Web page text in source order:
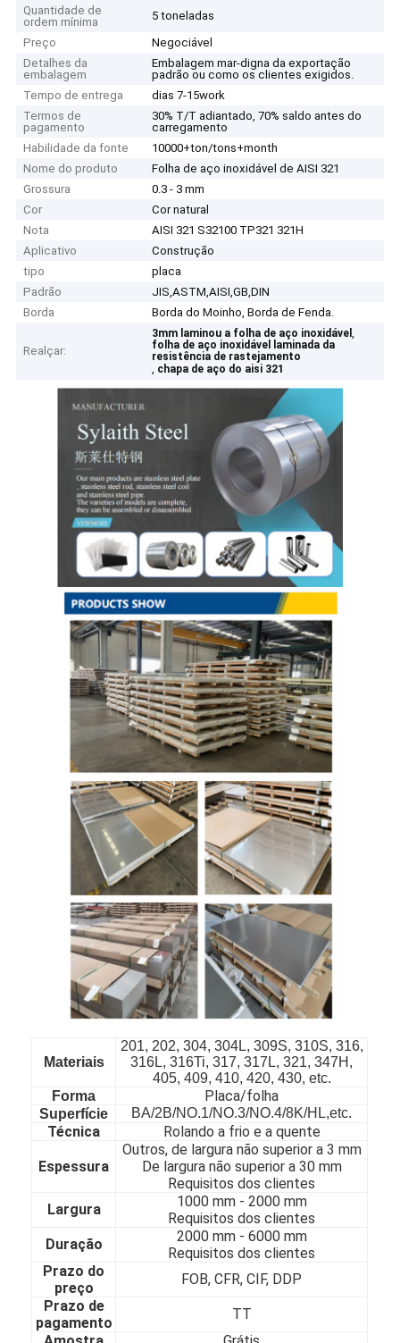
Para casa
Produtos
Vídeos
Quantidade de
ordem mínima
5 toneladas
Preço
Negociável
Detalhes da
embalagem
Embalagem mar-digna da exportação
padrão ou como os clientes exigidos.
Tempo de entrega
dias 7-15work
Termos de
pagamento
30% T/T adiantado, 70% saldo antes do
carregamento
Habilidade da fonte
10000+ton/tons+month
Nome do produto
Folha de aço inoxidável de AISI 321
Grossura
0.3 - 3 mm
Cor
Cor natural
Nota
AISI 321 S32100 TP321 321H
Aplicativo
Construção
tipo
placa
Padrão
JIS,ASTM,AISI,GB,DIN
Borda
Borda do Moinho, Borda de Fenda.
Realçar:
3mm laminou a folha de aço inoxidável,
folha de aço inoxidável laminada da
resistência de rastejamento
, chapa de aço do aisi 321
Materiais
201, 202, 304, 304L, 309S, 310S, 316,
316L, 316Ti, 317, 317L, 321, 347H,
405, 409, 410, 420, 430, etc.
Forma
Placa/folha
Superfície BA/2B/NO.1/NO.3/NO.4/8K/HL,etc.
Técnica Rolando a frio e a quente
Espessura
Outros, de largura não superior a 3 mm
De largura não superior a 30 mm
Requisitos dos clientes
Largura
1000 mm - 2000 mm
Requisitos dos clientes
Duração
2000 mm - 6000 mm
Requisitos dos clientes
Prazo do
preço
FOB, CFR, CIF, DDP
Prazo de
pagamento
TT